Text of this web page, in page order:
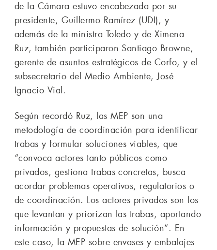
de la Cámara estuvo encabezada por su
presidente, Guillermo Ramírez (UDI), y
además de la ministra Toledo y de Ximena
Ruz, también participaron Santiago Browne,
gerente de asuntos estratégicos de Corfo, y el
subsecretario del Medio Ambiente, José
Ignacio Vial.
Según recordó Ruz, las MEP son una
metodología de coordinación para identificar
trabas y formular soluciones viables, que
“convoca actores tanto públicos como
privados, gestiona trabas concretas, busca
acordar problemas operativos, regulatorios o
de coordinación. Los actores privados son los
que levantan y priorizan las trabas, aportando
información y propuestas de solución”. En
este caso, la MEP sobre envases y embalajes